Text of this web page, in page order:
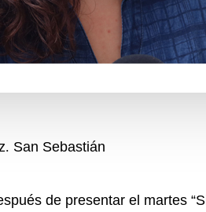
. San Sebastián
de presentar el martes